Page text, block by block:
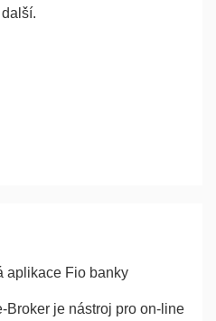
aplikace Fio banky
Broker je nástroj pro on-line